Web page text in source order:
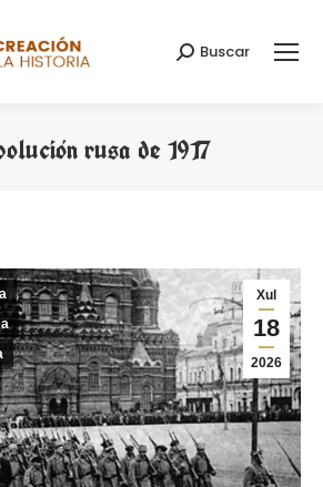
Search:
Buscar
rusa de 1917
Xul
18
2026